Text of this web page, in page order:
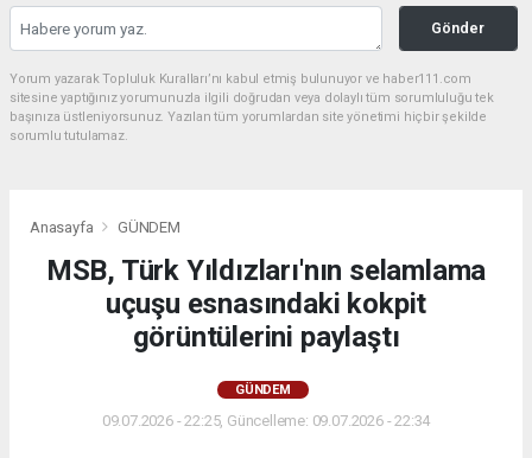
Gönder
Yorum yazarak Topluluk Kuralları’nı kabul etmiş bulunuyor ve haber111.com
sitesine yaptığınız yorumunuzla ilgili doğrudan veya dolaylı tüm sorumluluğu tek
başınıza üstleniyorsunuz. Yazılan tüm yorumlardan site yönetimi hiçbir şekilde
sorumlu tutulamaz.
Anasayfa GÜNDEM
MSB, Türk Yıldızları'nın selamlama
uçuşu esnasındaki kokpit
görüntülerini paylaştı
GÜNDEM
09.07.2026 - 22:25, Güncelleme: 09.07.2026 - 22:34